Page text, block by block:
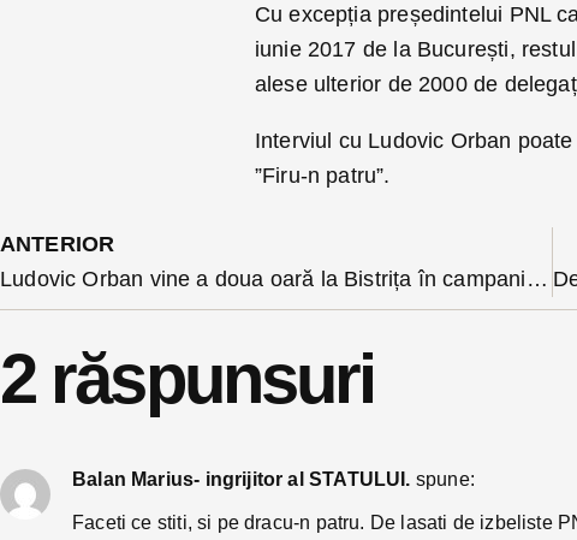
Cu excepția președintelui PNL
iunie 2017 de la București,
alese ulterior de 2000 de
Interviul cu Ludovic Orban
”Firu-n patru”.
ANTERIOR
Ludovic Orban vine a doua oară la Bistrița în campania internă pentru șefia PNL
2 răspunsuri
Balan Marius- ingrijitor al STATULUI. spune:
Faceti ce stiti, si pe dracu-n patru. De lasati de izbeliste